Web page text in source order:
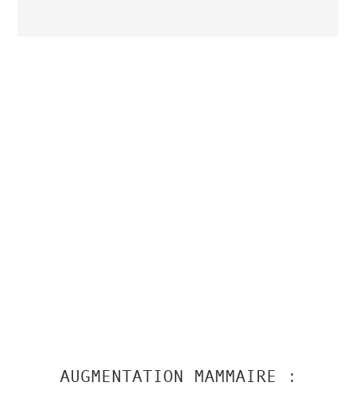
AUGMENTATION MAMMAIRE :